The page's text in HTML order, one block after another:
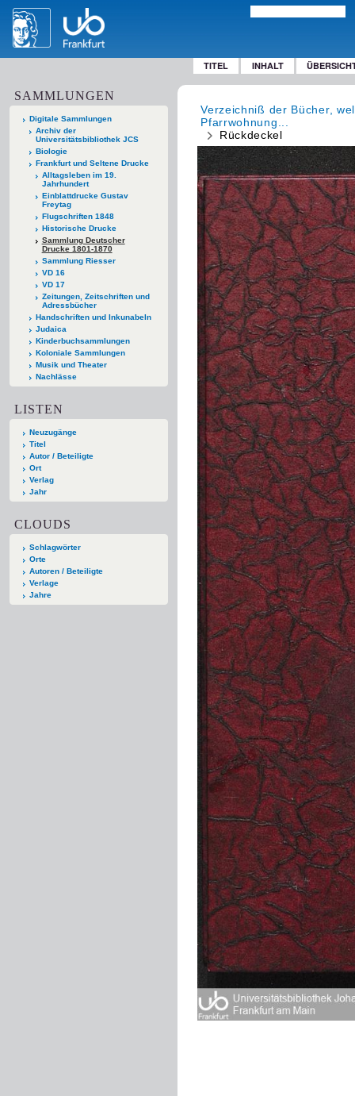
TITEL INHALT
SAMMLUNGEN
Digitale Sammlungen
Archiv der
Universitätsbibliothek JCS
Biologie
Frankfurt und Seltene Drucke
Alltagsleben im 19.
Jahrhundert
Einblattdrucke Gustav
Freytag
Flugschriften 1848
Historische Drucke
Sammlung Deutscher
Drucke 1801-1870
Sammlung Riesser
VD 16
VD 17
Zeitungen, Zeitschriften und
Adressbücher
Handschriften und Inkunabeln
Judaica
Kinderbuchsammlungen
Koloniale Sammlungen
Musik und Theater
Nachlässe
LISTEN
Neuzugänge
Titel
Autor / Beteiligte
Ort
Verlag
Jahr
CLOUDS
Schlagwörter
Orte
Autoren / Beteiligte
Verlage
Jahre
Verzeichniß der Bücher,
Pfarrwohnung...
Rückdeckel